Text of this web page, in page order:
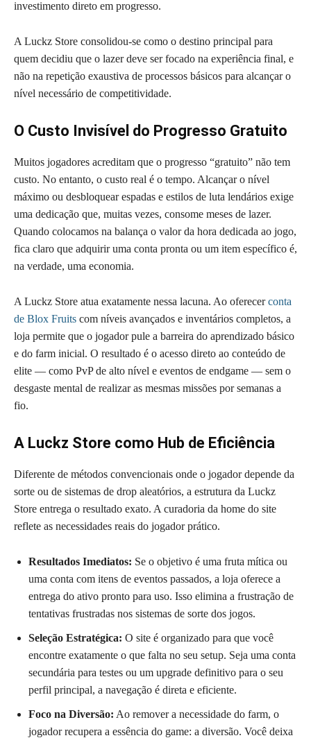
investimento direto em progresso.
A Luckz Store consolidou-se como o destino principal para
quem decidiu que o lazer deve ser focado na experiência final, e
não na repetição exaustiva de processos básicos para alcançar o
nível necessário de competitividade.
O Custo Invisível do Progresso Gratuito
Muitos jogadores acreditam que o progresso “gratuito” não tem
custo. No entanto, o custo real é o tempo. Alcançar o nível
máximo ou desbloquear espadas e estilos de luta lendários exige
uma dedicação que, muitas vezes, consome meses de lazer.
Quando colocamos na balança o valor da hora dedicada ao jogo,
fica claro que adquirir uma conta pronta ou um item específico é,
na verdade, uma economia.
A Luckz Store atua exatamente nessa lacuna. Ao oferecerconta
de Blox Fruits com níveis avançados e inventários completos, a
loja permite que o jogador pule a barreira do aprendizado básico
e do farm inicial. O resultado é o acesso direto ao conteúdo de
elite — como PvP de alto nível e eventos de endgame — sem o
desgaste mental de realizar as mesmas missões por semanas a
fio.
A Luckz Store como Hub de Eficiência
Diferente de métodos convencionais onde o jogador depende da
sorte ou de sistemas de drop aleatórios, a estrutura da Luckz
Store entrega o resultado exato. A curadoria da home do site
reflete as necessidades reais do jogador prático.
Resultados Imediatos: Se o objetivo é uma fruta mítica ou
uma conta com itens de eventos passados, a loja oferece a
entrega do ativo pronto para uso. Isso elimina a frustração de
tentativas frustradas nos sistemas de sorte dos jogos.
Seleção Estratégica: O site é organizado para que você
encontre exatamente o que falta no seu setup. Seja uma conta
secundária para testes ou um upgrade definitivo para o seu
perfil principal, a navegação é direta e eficiente.
Foco na Diversão: Ao remover a necessidade do farm, o
jogador recupera a essência do game: a diversão. Você deixa